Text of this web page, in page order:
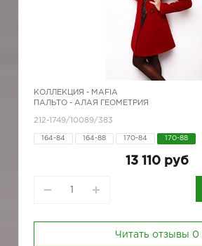
КОЛЛЕКЦИЯ - MAFIA
ПАЛЬТО - АЛАЯ ГЕОМЕТРИЯ
212-1749/10089/383
164-84 164-88 170-84 170-88
13 110 руб
Читать отзывы 0